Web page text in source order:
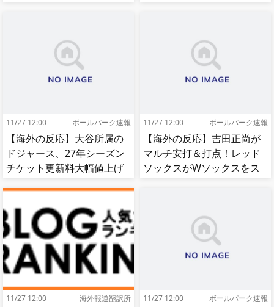
11/27 12:00 ボールパーク速報
【海外の反応】大谷所属の
ドジャース、27年シーズン
チケット更新料大幅値上げ
11/27 12:00 ボールパーク速報
【海外の反応】吉田正尚が
マルチ安打＆打点！レッド
ソックスがWソックスをス
11/27 12:00 海外報道翻訳所 11/27 12:00 ボールパーク速報